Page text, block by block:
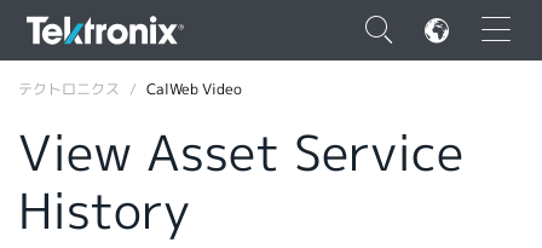
×
ENGLISH
テクトロニクス CalWeb Video
View Asset Service
History